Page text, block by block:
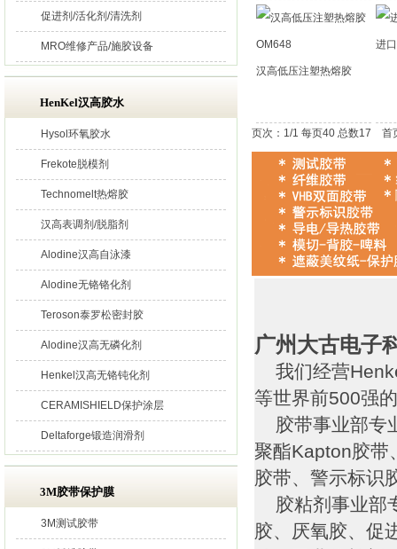
促进剂/活化剂/清洗剂
MRO维修产品/施胶设备
HenKel汉高胶水
Hysol环氧胶水
Frekote脱模剂
Technomelt热熔胶
汉高表调剂/脱脂剂
Alodine汉高自泳漆
Alodine无铬铬化剂
Teroson泰罗松密封胶
Alodine汉高无磷化剂
Henkel汉高无铬钝化剂
CERAMISHIELD保护涂层
Deltaforge锻造润滑剂
3M胶带保护膜
3M测试胶带
汉高低压注塑热熔胶
进
页次：1/1 每页40 总数17
广州大古电子
我们经营
等世界前500强
胶带事业部专
聚酯Kapton胶带
胶带、警示标识
胶粘剂事业部
胶、厌氧胶、促